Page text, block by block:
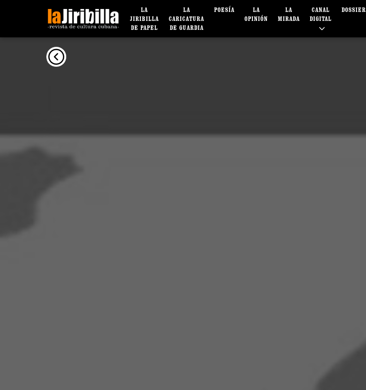
LA
JIRIBILLA
DE PAPEL
LA
CARICATURA
DE GUARDIA
POESÍA
LA
OPINIÓN
LA
MIRADA
CANAL
DIGITAL
DOSSIER